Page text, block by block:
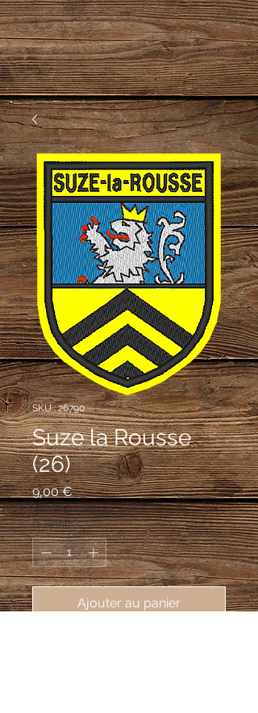
SKU : 26790
Suze la Rousse
(26)
9,00 €Prix
Quantité *
Ajouter au panier